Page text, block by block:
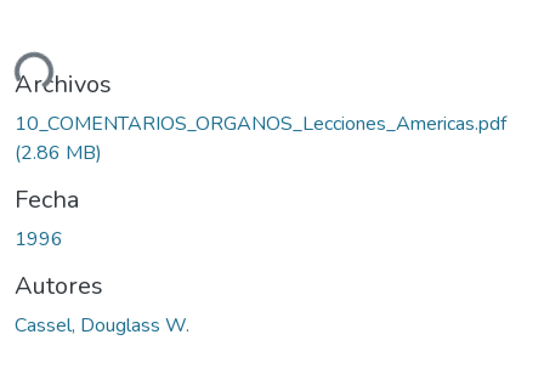
Archivos
10_COMENTARIOS_ORGANOS_Lecciones_Americas.pdf
(2.86 MB)
Fecha
1996
Autores
Cassel, Douglass W.